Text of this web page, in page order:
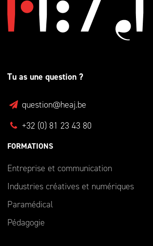
Tu as une question ?
question@heaj.be
+32 (0) 81 23 43 80
FORMATIONS
Entreprise et communication
Industries créatives et numériques
Paramédical
Pédagogie